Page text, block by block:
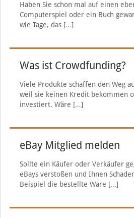
Haben Sie schon mal auf einen
Computerspiel oder ein Buch
wie Tage, das[…]
Was ist Crowdfunding?
Viele Produkte schaffen den Weg
weil sie keinen Kredit bekommen
investiert. Wäre […]
eBay Mitglied melden
Sollte ein Käufer oder Verkäufer
eBays verstoßen und Ihnen
Beispiel die bestellte Ware […]